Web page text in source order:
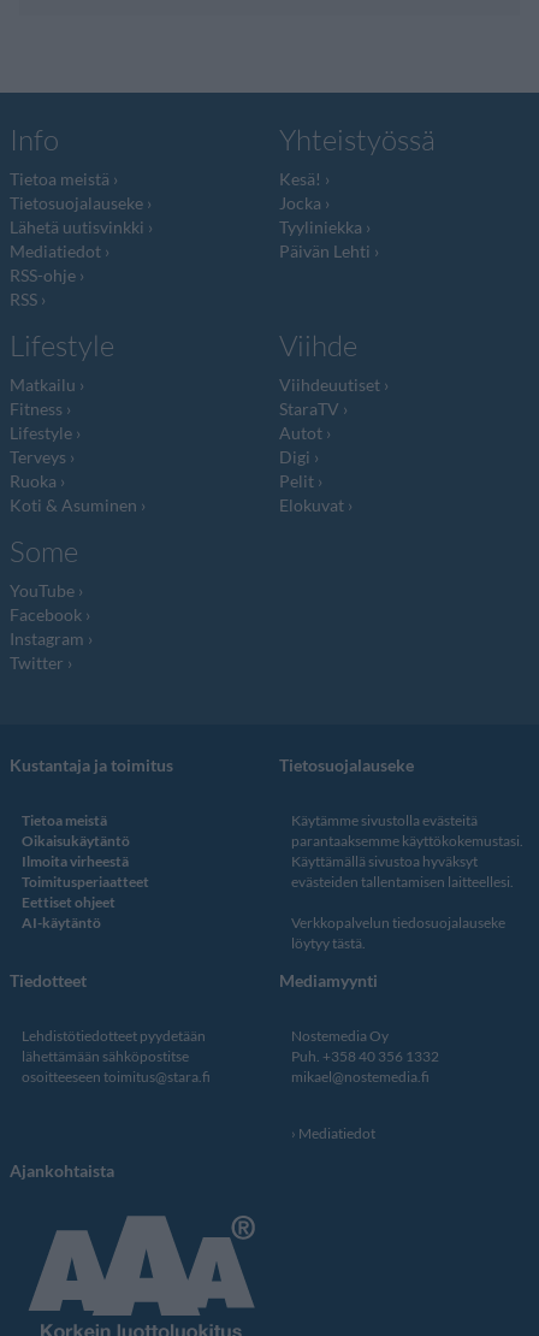
Info
Tietoa meistä
Tietosuojalauseke
Lähetä uutisvinkki
Mediatiedot
RSS-ohje
RSS
Yhteistyössä
Kesä!
Jocka
Tyyliniekka
Päivän Lehti
Lifestyle
Matkailu
Fitness
Lifestyle
Terveys
Ruoka
Koti & Asuminen
Viihde
Viihdeuutiset
StaraTV
Autot
Digi
Pelit
Elokuvat
Some
YouTube
Facebook
Instagram
Twitter
Kustantaja ja toimitus
Tietoa meistä
Oikaisukäytäntö
Ilmoita virheestä
Toimitusperiaatteet
Eettiset ohjeet
AI-käytäntö
Tietosuojalauseke
Käytämme sivustolla evästeitä
parantaaksemme käyttökokemustasi.
Käyttämällä sivustoa hyväksyt
evästeiden tallentamisen laitteellesi.
Verkkopalvelun tiedosuojalauseke
löytyy tästä.
Tiedotteet
Lehdistötiedotteet pyydetään
lähettämään sähköpostitse
osoitteeseen toimitus@stara.fi
Mediamyynti
Nostemedia Oy
Puh. +358 40 356 1332
mikael@nostemedia.fi
Mediatiedot
Ajankohtaista